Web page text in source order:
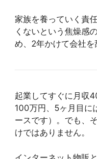
家族を養っていく責
くないという焦燥感
め、2年かけて会社を
起業してすぐに月収
100万円、5ヶ月目に
ースです）。でも、
けではありません。